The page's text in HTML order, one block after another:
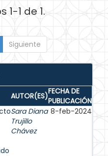
1-1 de 1.
Siguiente
AUTOR(ES)FECHA DE
PUBLICACIÓN
Sara Diana
Trujillo
Chávez
8-feb-2024